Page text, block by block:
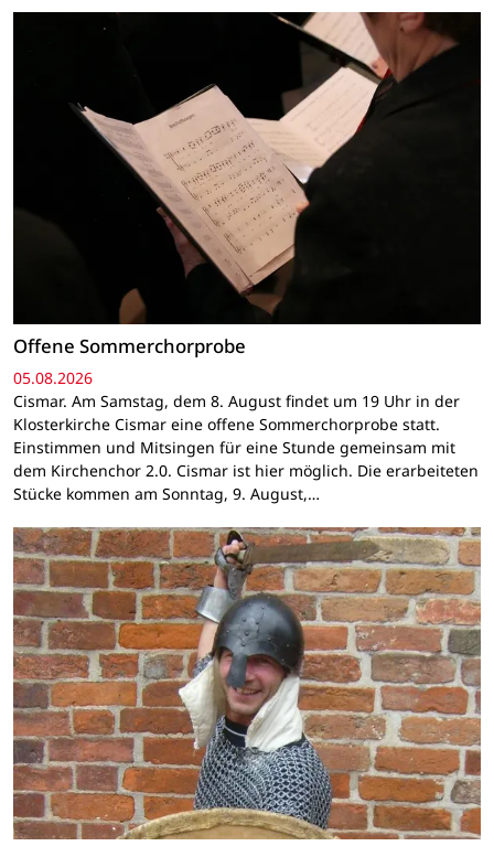
Offene Sommerchorprobe
05.08.2026
Cismar. Am Samstag, dem 8. August findet um 19 Uhr in der
Klosterkirche Cismar eine offene Sommerchorprobe statt.
Einstimmen und Mitsingen für eine Stunde gemeinsam mit
dem Kirchenchor 2.0. Cismar ist hier möglich. Die erarbeiteten
Stücke kommen am Sonntag, 9. August,…